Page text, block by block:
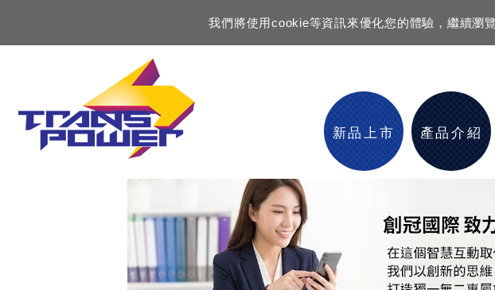
我們將使用cookie等資訊來優化您的體驗，繼續瀏
新品上市 產品介紹